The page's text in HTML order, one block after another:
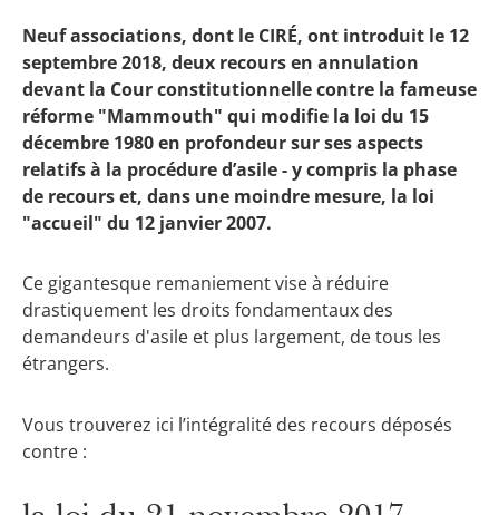
Neuf associations, dont le CIRÉ, ont introduit le 12
septembre 2018, deux recours en annulation
devant la Cour constitutionnelle contre la fameuse
réforme "Mammouth" qui modifie la loi du 15
décembre 1980 en profondeur sur ses aspects
relatifs à la procédure d’asile - y compris la phase
de recours et, dans une moindre mesure, la loi
"accueil" du 12 janvier 2007.
Ce gigantesque remaniement vise à réduire
drastiquement les droits fondamentaux des
demandeurs d'asile et plus largement, de tous les
étrangers.
Vous trouverez ici l’intégralité des recours déposés
contre :